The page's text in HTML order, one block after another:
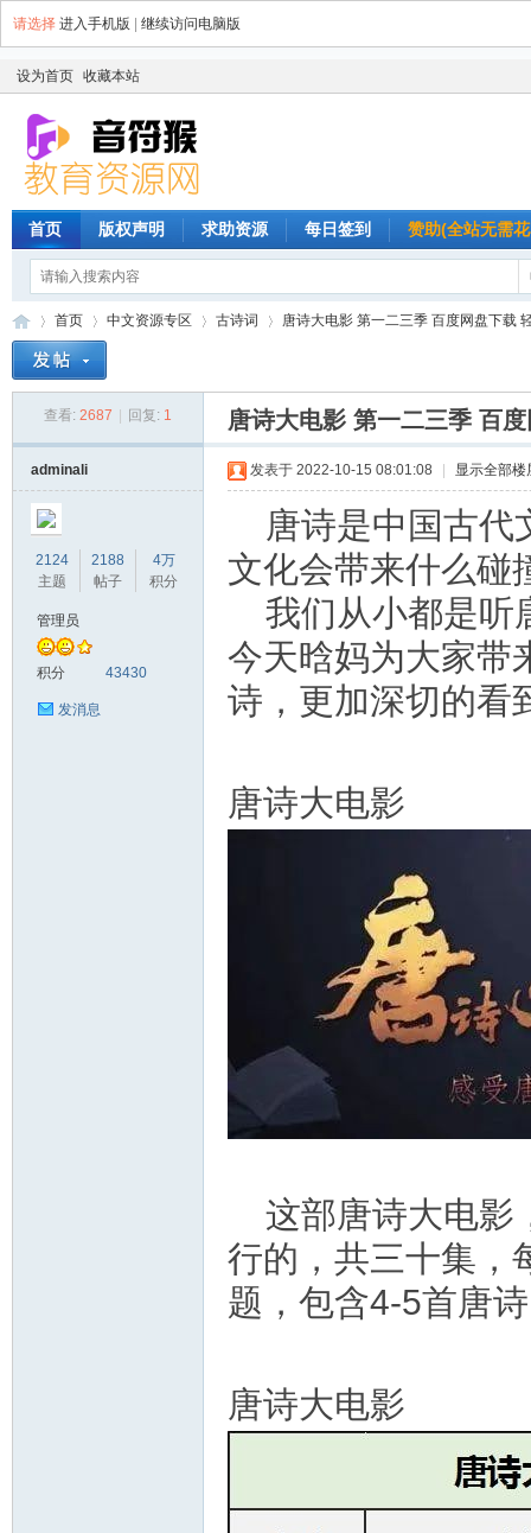
请选择 进入手机版 继续访问电脑版
设为首页 收藏本站
首页 版权声明 求助资源 每日签到 赞助(全站无需
首页
›
中文资源专区 古诗词
›
唐诗大电影 第一二三季 百度网盘下载
查看: 2687 回复: 1 唐诗大电影 第一二三季 百
adminali
2124
主题
2188
帖子
4万
积分
管理员
积分 43430
发消息
发表于 2022-10-15 08:01:08 显示全部楼
唐诗是中国古代
文化会带来什么碰
我们从小都是听
今天晗妈为大家带
诗，更加深切的看
唐诗大电影
这部唐诗大电影
行的，共三十集，
题，包含4-5首唐
唐诗大电影